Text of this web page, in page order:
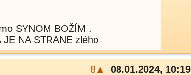
SYNOM BOŽÍM .
NA STRANE zlého
8▲
08.01.2024, 10:19